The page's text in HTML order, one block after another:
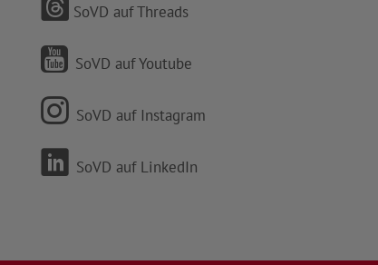
SoVD auf Threads
SoVD auf Youtube
SoVD auf Instagram
SoVD auf LinkedIn